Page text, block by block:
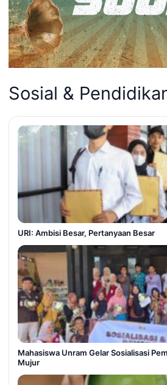
Sosial &
URI: Ambisi Besar, Pertanyaan Besar
Mahasiswa Unram Gelar Sosialisasi
Mujur